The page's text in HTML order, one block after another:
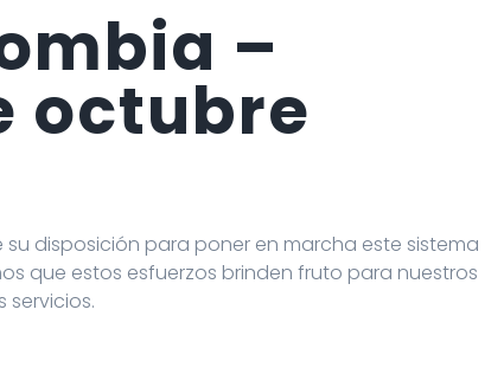
–
octubre
su disposición para poner en marcha este sistema
que estos esfuerzos brinden fruto para nuestros
servicios.